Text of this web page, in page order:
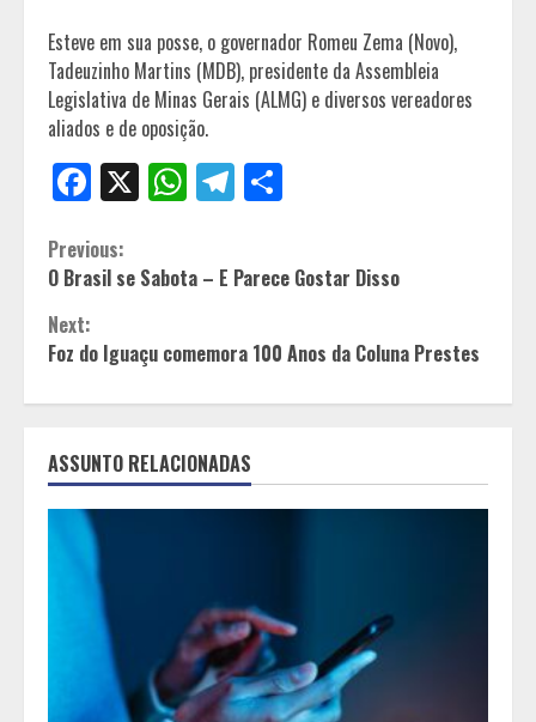
Esteve em sua posse, o governador Romeu Zema (Novo),
Tadeuzinho Martins (MDB), presidente da Assembleia
Legislativa de Minas Gerais (ALMG) e diversos vereadores
aliados e de oposição.
Facebook
X WhatsApp
Telegram
Continue
Reading
Previous:
O Brasil se Sabota – E Parece Gostar Disso
Next:
Foz do Iguaçu comemora 100 Anos da Coluna Prestes
ASSUNTO RELACIONADAS